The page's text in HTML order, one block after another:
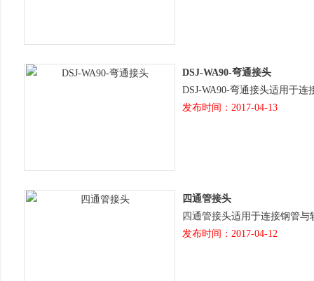
DSJ-WA90-弯通接头
DSJ-WA90-弯通接头适用于连接
发布时间：2017-04-13
四通管接头
四通管接头适用于连接钢管与软
发布时间：2017-04-12